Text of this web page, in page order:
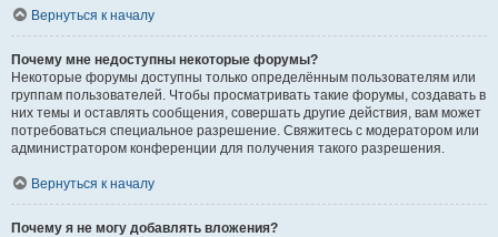
Вернуться к началу
Почему мне недоступны некоторые форумы?
Некоторые форумы доступны только определённым пользователям или
группам пользователей. Чтобы просматривать такие форумы, создавать в
них темы и оставлять сообщения, совершать другие действия, вам может
потребоваться специальное разрешение. Свяжитесь с модератором или
администратором конференции для получения такого разрешения.
Вернуться к началу
Почему я не могу добавлять вложения?